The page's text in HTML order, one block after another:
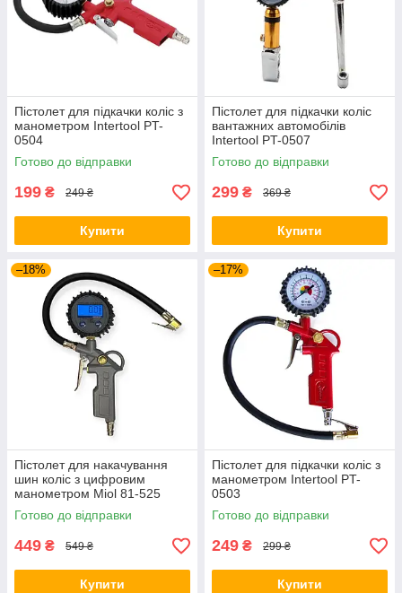
Пістолет для підкачки коліс з
манометром Intertool PT-
0504
Готово до відправки
199 ₴ 249 ₴
Купити
Пістолет для підкачки коліс
вантажних автомобілів
Intertool PT-0507
Готово до відправки
299 ₴ 369 ₴
Купити
–18%
Пістолет для накачування
шин коліс з цифровим
манометром Miol 81-525
Готово до відправки
449 ₴ 549 ₴
Купити
–17%
Пістолет для підкачки коліс з
манометром Intertool PT-
0503
Готово до відправки
249 ₴ 299 ₴
Купити